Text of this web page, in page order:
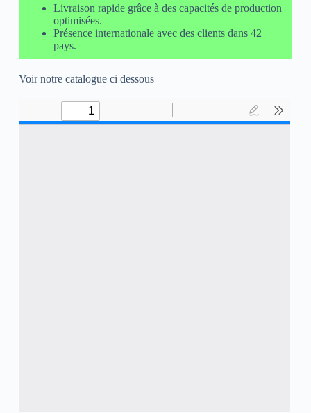
Livraison rapide grâce à des capacités de production
optimisées.
Présence internationale avec des clients dans 42
pays.
Voir notre catalogue ci dessous